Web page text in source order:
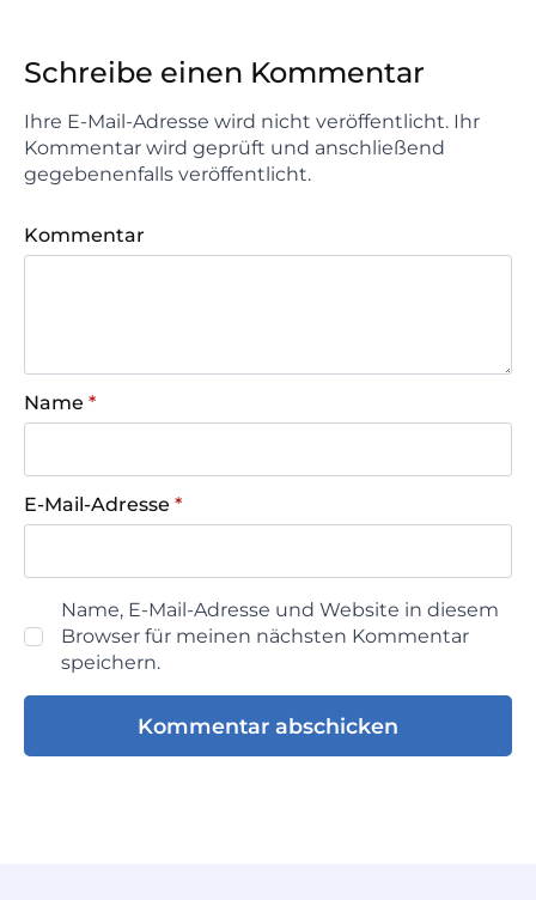
Schreibe einen Kommentar
Ihre E-Mail-Adresse wird nicht veröffentlicht. Ihr
Kommentar wird geprüft und anschließend
gegebenenfalls veröffentlicht.
Kommentar
Name *
E-Mail-Adresse *
Name, E-Mail-Adresse und Website in diesem
Browser für meinen nächsten Kommentar
speichern.